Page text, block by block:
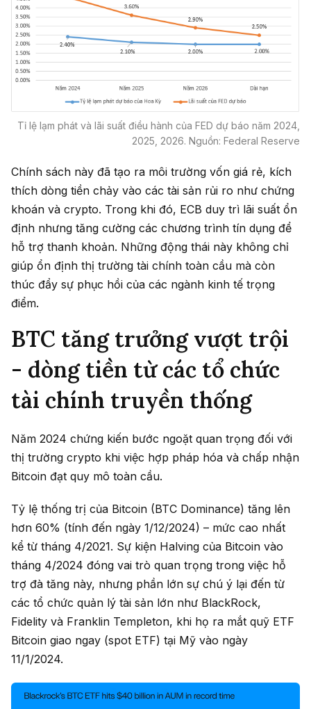
Tỉ lệ lạm phát và lãi suất điều hành của FED dự báo năm 2024,
2025, 2026. Nguồn: Federal Reserve
Chính sách này đã tạo ra môi trường vốn giá rẻ, kích
thích dòng tiền chảy vào các tài sản rủi ro như chứng
khoán và crypto. Trong khi đó, ECB duy trì lãi suất ổn
định nhưng tăng cường các chương trình tín dụng để
hỗ trợ thanh khoản. Những động thái này không chỉ
giúp ổn định thị trường tài chính toàn cầu mà còn
thúc đẩy sự phục hồi của các ngành kinh tế trọng
điểm.
BTC tăng trưởng vượt trội
- dòng tiền từ các tổ chức
tài chính truyền thống
Năm 2024 chứng kiến bước ngoặt quan trọng đối với
thị trường crypto khi việc hợp pháp hóa và chấp nhận
Bitcoin đạt quy mô toàn cầu.
Tỷ lệ thống trị của Bitcoin (BTC Dominance) tăng lên
hơn 60% (tính đến ngày 1/12/2024) – mức cao nhất
kể từ tháng 4/2021. Sự kiện Halving của Bitcoin vào
tháng 4/2024 đóng vai trò quan trọng trong việc hỗ
trợ đà tăng này, nhưng phần lớn sự chú ý lại đến từ
các tổ chức quản lý tài sản lớn như BlackRock,
Fidelity và Franklin Templeton, khi họ ra mắt quỹ ETF
Bitcoin giao ngay (spot ETF) tại Mỹ vào ngày
11/1/2024.